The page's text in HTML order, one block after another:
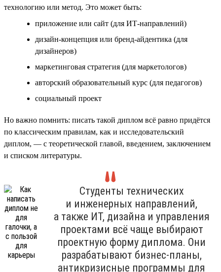
технологию или метод. Это может быть:
приложение или сайт (для ИТ-направлений)
дизайн-концепция или бренд-айдентика (для
дизайнеров)
маркетинговая стратегия (для маркетологов)
авторский образовательный курс (для педагогов)
социальный проект
Но важно помнить: писать такой диплом всё равно придётся
по классическим правилам, как и исследовательский
диплом, — с теоретической главой, введением, заключением
и списком литературы.
Студенты технических
и инженерных направлений,
а также ИТ, дизайна и управления
проектами всё чаще выбирают
проектную форму диплома. Они
разрабатывают бизнес-планы,
антикризисные программы для